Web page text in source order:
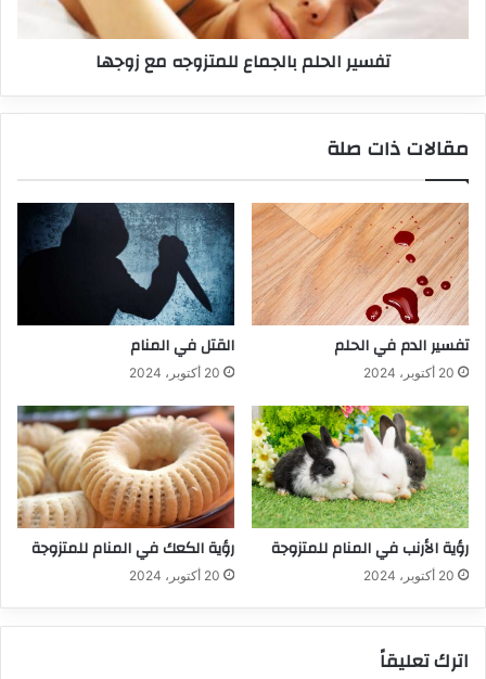
تفسير الحلم بالجماع للمتزوجه مع زوجها
مقالات ذات صلة
تفسير الدم في الحلم
20 أكتوبر، 2024
القتل في المنام
20 أكتوبر، 2024
رؤية الأرنب في المنام للمتزوجة
20 أكتوبر، 2024
رؤية الكعك في المنام للمتزوجة
20 أكتوبر، 2024
اترك تعليقاً